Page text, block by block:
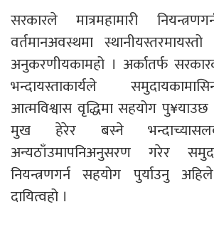
सरकारले मात्रमहामारी
वर्तमानअवस्थमा
अनुकरणीयकामहो । अर्कातर्फ
भन्दायस्ताकार्यले
आत्मविश्वास वृद्धिमा सहयोग
मुख हेरेर बस्ने
अन्यठाँउमापनिअनुसरण गरेर
नियन्त्रणगर्न सहयोग पुर्याउनु
दायित्वहो ।